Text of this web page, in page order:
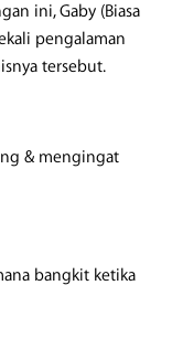
ini, Gaby (Biasa
pengalaman
tersebut.
& mengingat
bangkit ketika